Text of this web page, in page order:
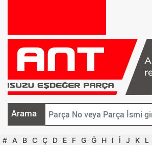
Arama
# A B C Ç D E F G Ğ H I İ J K L